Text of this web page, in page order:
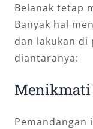
Belanak tetap
Banyak hal
dan lakukan
diantaranya:
Menikmati
Pemandangan